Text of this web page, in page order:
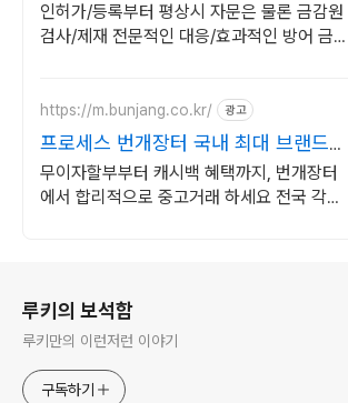
인허가/등록부터 평상시 자문은 물론 금감원
검사/제재 전문적인 대응/효과적인 방어 금
https://m.bunjang.co.kr/ 광고
프로세스 번개장터 국내 최대 브랜드
중고거래
무이자할부부터 캐시백 혜택까지, 번개장터
에서 합리적으로 중고거래 하세요 전국 각지
루키의 보석함
루키만의 이런저런 이야기
구독하기